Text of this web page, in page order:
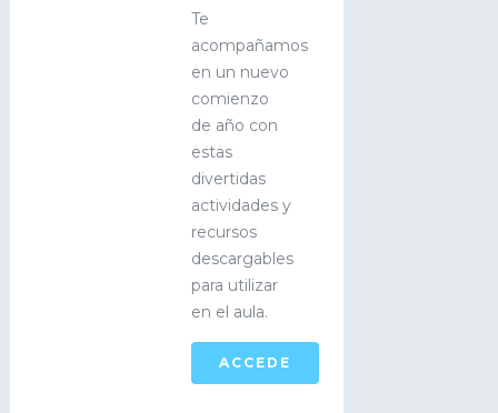
Te
acompañamos
en un nuevo
comienzo
de año con
estas
divertidas
actividades y
recursos
descargables
para utilizar
en el aula.
ACCEDE